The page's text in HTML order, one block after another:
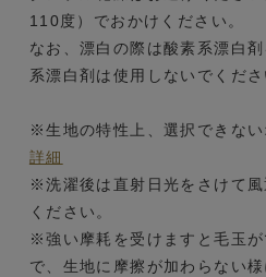
110度）でおかけください。
なお、漂白の際は酸素系漂白
系漂白剤は使用しないでくださ
※生地の特性上、選択できない
詳細
※洗濯後は直射日光をさけて
ください。
※強い摩耗を受けますと毛玉
で、生地に摩擦が加わらない様